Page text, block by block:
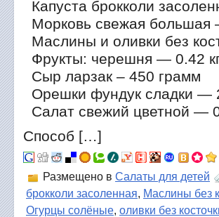
Капуста брокколи
Морковь свежая большая
Маслины и оливки без
Фрукты: черешня — 0.42
Сыр ларзак – 450 грамм
Орешки фундук сладки —
Салат свежий цветной —
Способ […]
Размещено в Салаты для детей
брокколи засоленная, Маслины без
Огурцы солёные, оливки без